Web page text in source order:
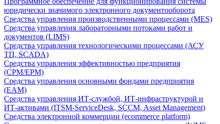
юридически значимого электронного документооборота
Средства управления производственными процессами (MES)
Средства управления лабораторными потоками работ и
документов (LIMS)
Средства управления технологическими процессами (АСУ
ТП, SCADA)
Средства управления эффективностью предприятия
(CPM/EPM)
Средства управления основными фондами предприятия
(EAM)
Средства управления ИТ-службой, ИТ-инфраструктурой и
ИТ-активами (ITSM-ServiceDesk, SCCM, Asset Management)
Средства электронной коммерции (ecommerce platform)